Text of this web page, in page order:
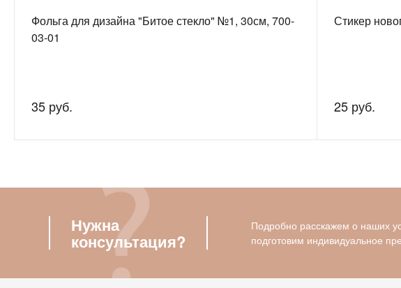
Фольга для дизайна "Битое стекло" №1, 30см, 700-
03-01
35 руб.
Стикер
25 руб.
Нужна
консультация?
Подробно расскажем о наших
подготовим индивидуальное